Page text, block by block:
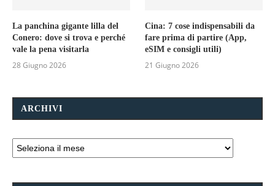
La panchina gigante lilla del
Conero: dove si trova e perché
vale la pena visitarla
28 Giugno 2026
Cina: 7 cose indispensabili da
fare prima di partire (App,
eSIM e consigli utili)
21 Giugno 2026
ARCHIVI